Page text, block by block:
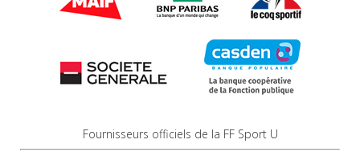
Fournisseurs officiels de la FF Sport U